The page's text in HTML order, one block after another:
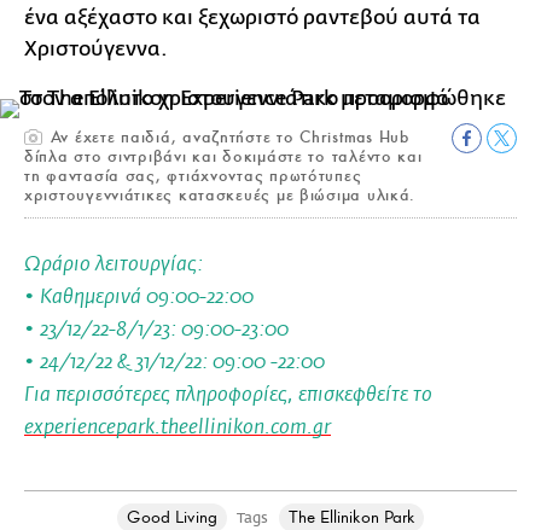
ένα αξέχαστο και ξεχωριστό ραντεβού αυτά τα
Χριστούγεννα.
Αν έχετε παιδιά, αναζητήστε το Christmas Hub
δίπλα στο σιντριβάνι και δοκιμάστε το ταλέντο και
τη φαντασία σας, φτιάχνοντας πρωτότυπες
χριστουγεννιάτικες κατασκευές με βιώσιμα υλικά.
Ωράριο λειτουργίας:
• Καθημερινά 09:00-22:00
• 23/12/22-8/1/23: 09:00-23:00
• 24/12/22 & 31/12/22: 09:00 -22:00
Για περισσότερες πληροφορίες, επισκεφθείτε το
experiencepark.theellinikon.com.gr
Good Living Tags
The Ellinikon Park